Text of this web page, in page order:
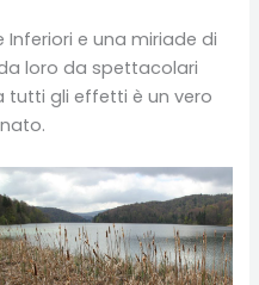
Inferiori e una miriade di
loro da spettacolari
tutti gli effetti è un vero